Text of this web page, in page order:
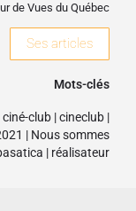
de Vues du Québec
Ses articles
Mots-clés
ciné-club |cineclub |
| Nous sommes
| réalisateur